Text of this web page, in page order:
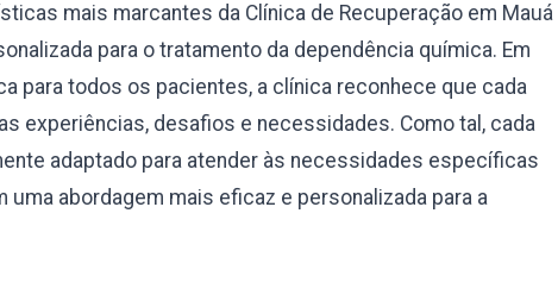
mais marcantes da Clínica de Recuperação em Mauá
para o tratamento da dependência química. Em
para todos os pacientes, a clínica reconhece que cada
experiências, desafios e necessidades. Como tal, cada
adaptado para atender às necessidades específicas
uma abordagem mais eficaz e personalizada para a